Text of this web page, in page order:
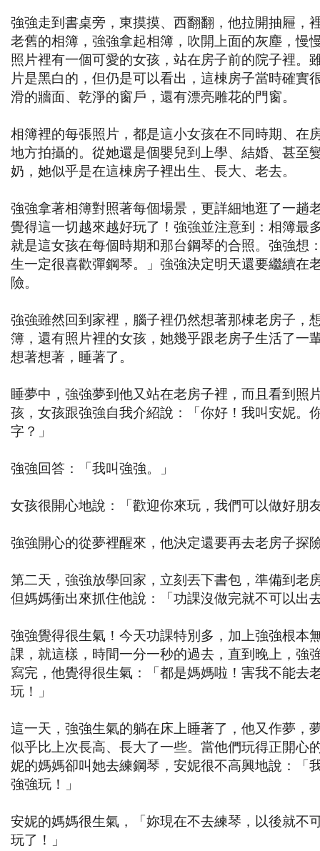
強強走到書桌旁，東摸摸、西翻翻，他拉開抽屜，
老舊的相簿，強強拿起相簿，吹開上面的灰塵，慢
照片裡有一個可愛的女孩，站在房子前的院子裡。
片是黑白的，但仍是可以看出，這棟房子當時確實
滑的牆面、乾淨的窗戶，還有漂亮雕花的門窗。
相簿裡的每張照片，都是這小女孩在不同時期、在
地方拍攝的。從她還是個嬰兒到上學、結婚、甚至
奶，她似乎是在這棟房子裡出生、長大、老去。
強強拿著相簿對照著每個場景，更詳細地逛了一趟
覺得這一切越來越好玩了！強強並注意到：相簿最
就是這女孩在每個時期和那台鋼琴的合照。強強想
生一定很喜歡彈鋼琴。」強強決定明天還要繼續在
險。
強強雖然回到家裡，腦子裡仍然想著那棟老房子，
簿，還有照片裡的女孩，她幾乎跟老房子生活了一
想著想著，睡著了。
睡夢中，強強夢到他又站在老房子裡，而且看到照
孩，女孩跟強強自我介紹說：「你好！我叫安妮。
字？」
強強回答：「我叫強強。」
女孩很開心地說：「歡迎你來玩，我們可以做好朋
強強開心的從夢裡醒來，他決定還要再去老房子探
第二天，強強放學回家，立刻丟下書包，準備到老
但媽媽衝出來抓住他說：「功課沒做完就不可以出
強強覺得很生氣！今天功課特別多，加上強強根本
課，就這樣，時間一分一秒的過去，直到晚上，強
寫完，他覺得很生氣：「都是媽媽啦！害我不能去
玩！」
這一天，強強生氣的躺在床上睡著了，他又作夢，
似乎比上次長高、長大了一些。當他們玩得正開心
妮的媽媽卻叫她去練鋼琴，安妮很不高興地說：「
強強玩！」
安妮的媽媽很生氣，「妳現在不去練琴，以後就不
玩了！」